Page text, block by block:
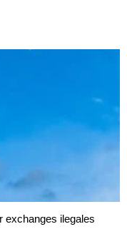
exchanges ilegales